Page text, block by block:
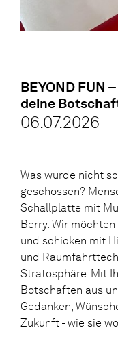
BEYOND FUN
deine
06.07.2026
Was wurde nicht
geschossen?
Schallplatte mit
Berry. Wir
und schicken mit
und
Stratosphäre. Mit
Botschaften aus
Gedanken,
Zukunft - wie sie